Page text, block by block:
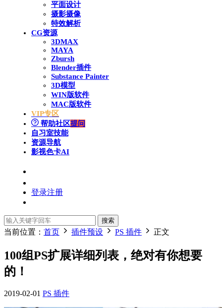
平面设计
摄影摄像
特效解析
CG资源
3DMAX
MAYA
Zbursh
Blender插件
Substance Painter
3D模型
WIN版软件
MAC版软件
VIP专区
帮助社区提问
自习室技能
资源导航
影视色卡AI
登录注册
搜索
当前位置： 首页 插件预设 PS 插件 正文
100组PS扩展详细列表，绝对有你想要
的！
2019-02-01 PS 插件